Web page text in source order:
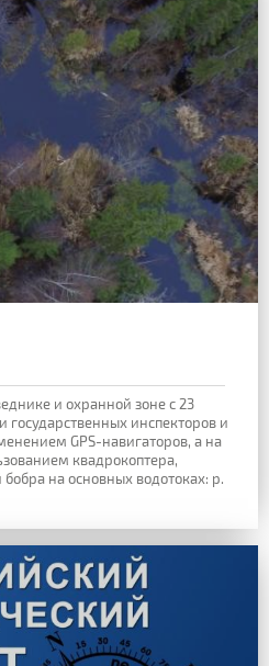
и охранной зоне с 23
государственных инспекторов и
GPS-навигаторов, а на
квадрокоптера,
на основных водотоках: р.